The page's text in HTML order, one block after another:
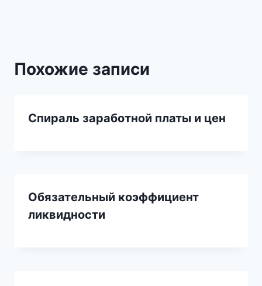
Похожие записи
Спираль заработной платы и цен
Обязательный коэффициент
ликвидности